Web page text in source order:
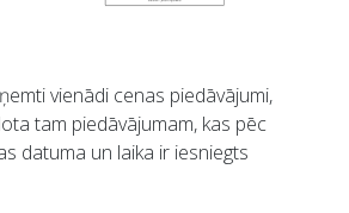
vienādi cenas piedāvājumi,
tam piedāvājumam, kas pēc
datuma un laika ir iesniegts